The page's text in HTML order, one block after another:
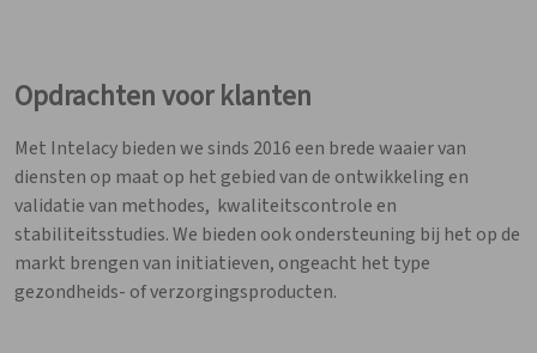
Opdrachten voor klanten
Met Intelacy bieden we sinds 2016 een brede waaier van
diensten op maat op het gebied van de ontwikkeling en
validatie van methodes, kwaliteitscontrole en
stabiliteitsstudies. We bieden ook ondersteuning bij het op de
markt brengen van initiatieven, ongeacht het type
gezondheids- of verzorgingsproducten.